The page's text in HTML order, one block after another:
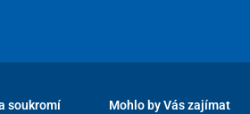
soukromí Mohlo by Vás zajímat